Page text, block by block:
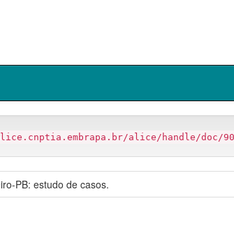
alice/handle/doc/
PB: estudo de casos.